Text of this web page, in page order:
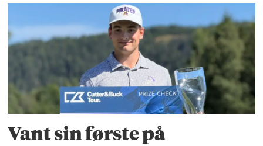
Vant sin første på